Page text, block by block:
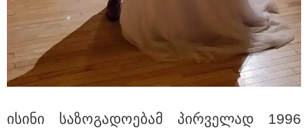
16:22 / 08-08-2026
"აი, ეს არის სამშობლოს
ღალატი" - როგორ ეხმაურება
ნიკა გვარამია აგვისტოს ომთან
კობახიძის განცხადებას?
ისი­ნი სა­ზო­გა­დო­ე­ბამ პირ­ვე­ლად 1996